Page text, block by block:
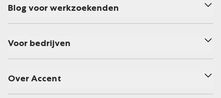
Blog voor werkzoekenden
Voor bedrijven
Over Accent